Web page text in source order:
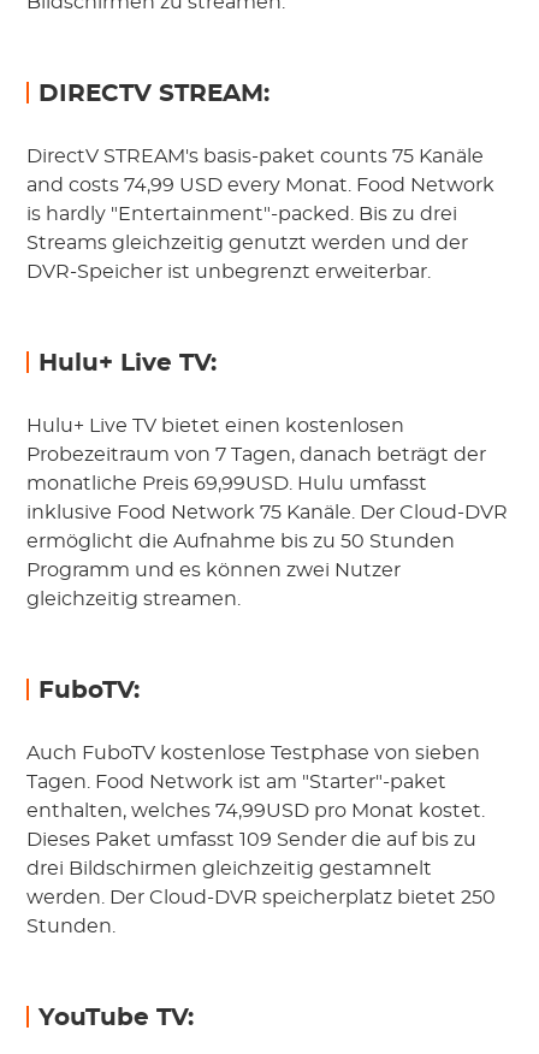
DIRECTV STREAM:
DirectV STREAM's basis-paket counts 75 Kanäle
and costs 74,99 USD every Monat. Food Network
is hardly "Entertainment"-packed. Bis zu drei
Streams gleichzeitig genutzt werden und der
DVR-Speicher ist unbegrenzt erweiterbar.
Hulu+ Live TV:
Hulu+ Live TV bietet einen kostenlosen
Probezeitraum von 7 Tagen, danach beträgt der
monatliche Preis 69,99USD. Hulu umfasst
inklusive Food Network 75 Kanäle. Der Cloud-DVR
ermöglicht die Aufnahme bis zu 50 Stunden
Programm und es können zwei Nutzer
gleichzeitig streamen.
FuboTV:
Auch FuboTV kostenlose Testphase von sieben
Tagen. Food Network ist am "Starter"-paket
enthalten, welches 74,99USD pro Monat kostet.
Dieses Paket umfasst 109 Sender die auf bis zu
drei Bildschirmen gleichzeitig gestamnelt
werden. Der Cloud-DVR speicherplatz bietet 250
Stunden.
YouTube TV: